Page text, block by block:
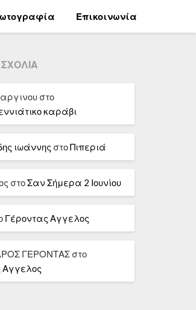
Επικοινωνία
στο
καράβι
ιωάννης στοΠιπεριά
στοΣαν Σήμερα 2 Ιουνίου
Γέροντας Αγγελος
ΓΕΡΟΝΤΑΣστο
Αγγελος